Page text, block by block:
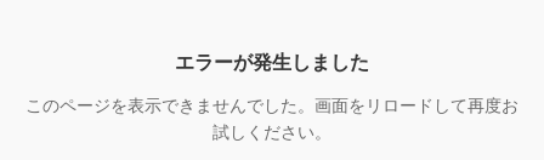
エラーが発生しました
このページを表示できませんでした。画面をリロードして再度お
試しください。